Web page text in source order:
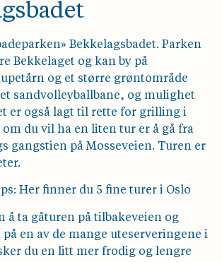
Bekkelagsbadet. Parken
Bekkelaget og kan by på
og et større grøntområde
sandvolleyballbane, og mulighet
er også lagt til rette for grilling i
om du vil ha en liten tur er å gå fra
gangstien på Mosseveien. Turen er
Her finner du 5 fine turer i Oslo
å ta gåturen på tilbakeveien og
på en av de mange uteserveringene i
du en litt mer frodig og lengre